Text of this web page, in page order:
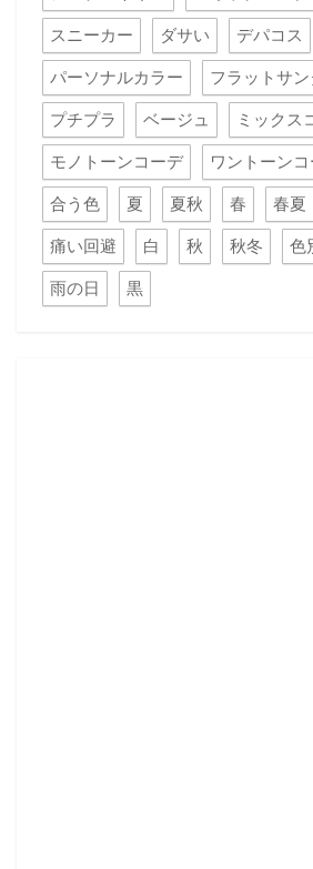
スニーカー ダサい デパコス
パーソナルカラー フラットサ
プチプラ ベージュ ミックス
モノトーンコーデ ワントーン
合う色 夏 夏秋 春 春夏
痛い回避 白 秋 秋冬 色
雨の日 黒